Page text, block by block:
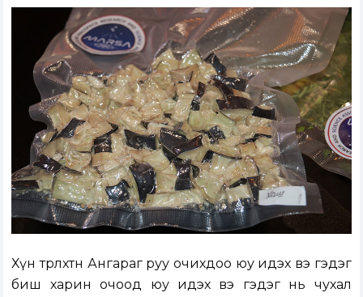
Хүн төрөлхтөн Ангараг руу очихдоо юу идэх вэ гэдэг
биш харин очоод юу идэх вэ гэдэг нь чухал